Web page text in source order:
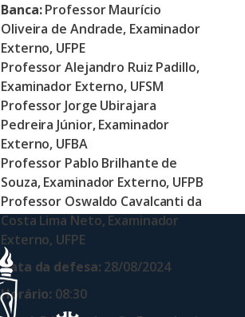
Banca:Professor Maurício
Oliveira de Andrade, Examinador
Externo, UFPE
Professor Alejandro Ruiz Padillo,
Examinador Externo, UFSM
Professor Jorge Ubirajara
Pedreira Júnior, Examinador
Externo, UFBA
Professor Pablo Brilhante de
Souza, Examinador Externo, UFPB
Professor Oswaldo Cavalcanti da
Costa Lima Neto, Examinador
Externo, UFPE
Data da defesa: 28/08/2024
Horário: 08:30